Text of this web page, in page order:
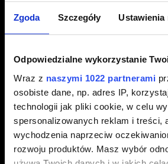
Zgoda Szczegóły Ustawienia
Odpowiedzialne wykorzystanie
Wraz z naszymi 1022 partnerami
osobiste dane, np. adres IP,
technologii jak pliki cookie, w celu
spersonalizowanych reklam i treści,
wychodzenia naprzeciw
rozwoju produktów. Masz wybór
%localappdata%\Programs\CD
Mody są zawartością stworzoną
nie jesteśmy w stanie zapewnić
indywidualnych modów. W takich
kontakt bezpośrednio z twórcą
że nie będziemy mogli zapewnić
gry, która została zmodyfikowana.